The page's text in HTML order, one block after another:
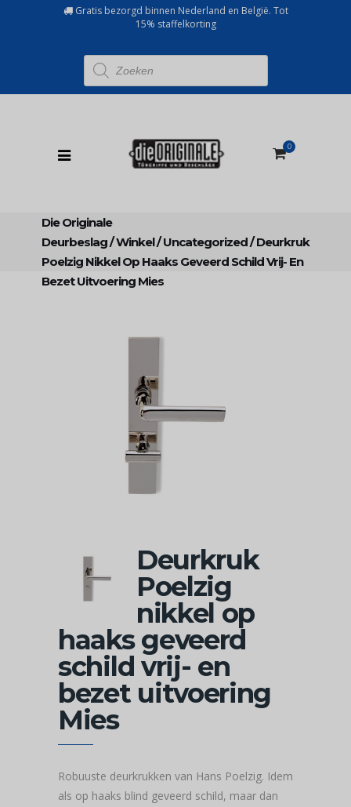
Gratis bezorgd binnen Nederland en België. Tot
15% staffelkorting
Producten
zoeken
0
Die Originale
Deurbeslag/Winkel/Uncategorized/Deurkruk
Poelzig Nikkel Op Haaks Geveerd Schild Vrij- En
Bezet Uitvoering Mies
Deurkruk
Poelzig
nikkel op
haaks geveerd
schild vrij- en
bezet uitvoering
Mies
Robuuste deurkrukken van Hans Poelzig. Idem
als op haaks blind geveerd schild, maar dan